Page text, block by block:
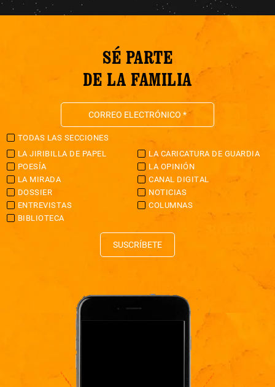
SÉ PARTE
DE LA FAMILIA
TODAS LAS SECCIONES
LA JIRIBILLA DE PAPEL
LA CARICATURA DE GUARDIA
POESÍA
LA OPINIÓN
LA MIRADA
CANAL DIGITAL
DOSSIER
NOTICIAS
ENTREVISTAS
COLUMNAS
BIBLIOTECA
SUSCRÍBETE